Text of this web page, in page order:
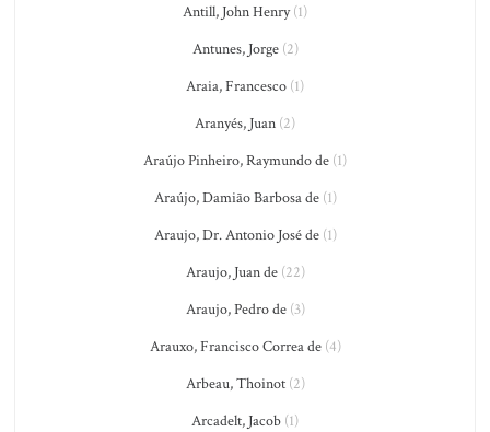
Antill, John Henry(1)
Antunes, Jorge(2)
Araia, Francesco (1)
Aranyés, Juan (2)
Araújo Pinheiro, Raymundo de (1)
Araújo, Damião Barbosa de(1)
Araujo, Dr. Antonio José de(1)
Araujo, Juan de(22)
Araujo, Pedro de(3)
Arauxo, Francisco Correa de(4)
Arbeau, Thoinot(2)
Arcadelt, Jacob (1)